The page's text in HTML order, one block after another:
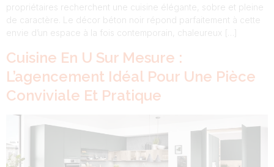
propriétaires recherchent une cuisine élégante, sobre et pleine
de caractère. Le décor béton noir répond parfaitement à cette
envie d’un espace à la fois contemporain, chaleureux […]
Cuisine En U Sur Mesure :
L’agencement Idéal Pour Une Pièce
Conviviale Et Pratique